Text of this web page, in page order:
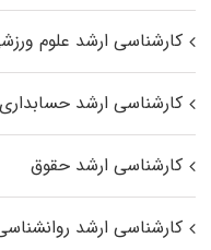
کارشناسی ارشد علوم
کارشناسی ارشد حسابداری
کارشناسی ارشد حقوق
کارشناسی ارشد